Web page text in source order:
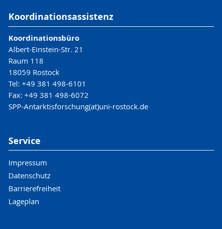
Koordinationsassistenz
Koordinationsbüro
Albert-Einstein-Str. 21
Raum 118
18059 Rostock
Tel: +49 381 498-6101
Fax: +49 381 498-6072
SPP-Antarktisforschung(at)uni-rostock.de
Service
Impressum
Datenschutz
Barrierefreiheit
Lageplan